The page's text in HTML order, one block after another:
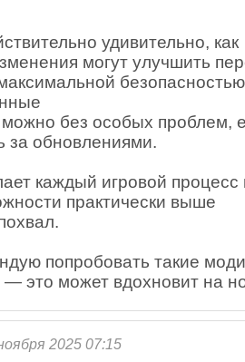
удивительно, как
могут улучшить
можно без особых проблем,
за обновлениями.
каждый игровой
практически выше
попробовать такие
— это может вдохновит на
2025 07:15